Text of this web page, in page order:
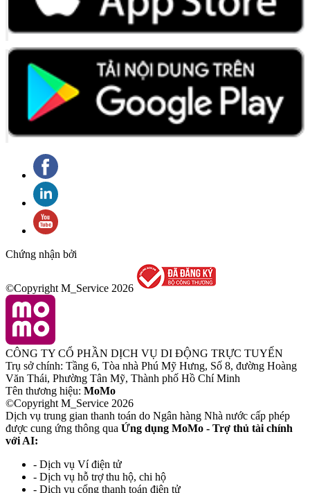
Chứng nhận bởi
©Copyright M_Service 2026
CÔNG TY CỔ PHẦN DỊCH VỤ DI ĐỘNG TRỰC TUYẾN
Trụ sở chính: Tầng 6, Tòa nhà Phú Mỹ Hưng, Số 8, đường Hoàng
Văn Thái, Phường Tân Mỹ, Thành phố Hồ Chí Minh
Tên thương hiệu: MoMo
©Copyright M_Service 2026
Dịch vụ trung gian thanh toán do Ngân hàng Nhà nước cấp phép
được cung ứng thông qua Ứng dụng MoMo - Trợ thủ tài chính
với AI:
- Dịch vụ Ví điện tử
- Dịch vụ hỗ trợ thu hộ, chi hộ
- Dịch vụ cổng thanh toán điện tử